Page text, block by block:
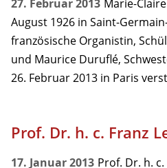
27. Februar 2013 Marie-
August 1926 in Saint-
französische Organistin,
und Maurice Duruflé,
26. Februar 2013 in Paris
Prof. Dr. h. c. Franz
17. Januar 2013 Prof. Dr. h.